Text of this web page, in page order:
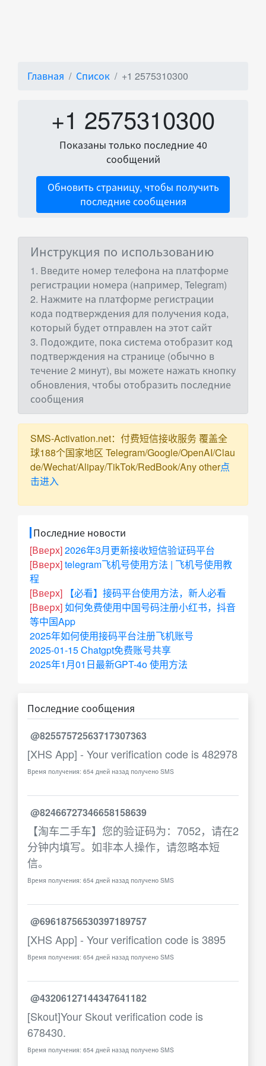
Главная Список +1 2575310300
+1 2575310300
Показаны только последние 40
сообщений
Обновить страницу, чтобы получить
последние сообщения
Инструкция по использованию
1. Введите номер телефона на платформе
регистрации номера (например, Telegram)
2. Нажмите на платформе регистрации
кода подтверждения для получения кода,
который будет отправлен на этот сайт
3. Подождите, пока система отобразит код
подтверждения на странице (обычно в
течение 2 минут), вы можете нажать кнопку
обновления, чтобы отобразить последние
сообщения
SMS-Activation.net：付费短信接收服务 覆盖全
球188个国家地区 Telegram/Google/OpenAI/Clau
de/Wechat/Alipay/TikTok/RedBook/Any other点
击进入
Последние новости
[Вверх]2026年3月更新接收短信验证码平台
[Вверх]telegram飞机号使用方法 | 飞机号使用教
程
[Вверх]
【必看】接码平台使用方法，新人必看
[Вверх]如何免费使用中国号码注册小红书，抖音
等中国App
2025年如何使用接码平台注册飞机账号
2025-01-15 Chatgpt免费账号共享
2025年1月01日最新GPT-4o 使用方法
Последние сообщения
@82557572563717307363
[XHS App] - Your verification code is 482978
Время получения: 654 дней назад получено SMS
@82466727346658158639
【淘车二手车】您的验证码为：7052，请在2
分钟内填写。如非本人操作，请忽略本短
信。
Время получения: 654 дней назад получено SMS
@69618756530397189757
[XHS App] - Your verification code is 3895
Время получения: 654 дней назад получено SMS
@43206127144347641182
[Skout]Your Skout verification code is
678430.
Время получения: 654 дней назад получено SMS